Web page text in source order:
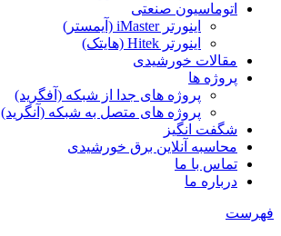
اتوماسیون صنعتی
اینورتر iMaster (آیمستر)
اینورتر Hitek (هایتک)
مقالات خورشیدی
پروژه ها
پروژه های جدا از شبکه (آفگرید)
پروژه های متصل به شبکه (آنگرید)
شگفت انگیز
محاسبه آنلاین برق خورشیدی
تماس با ما
درباره ما
فهرست